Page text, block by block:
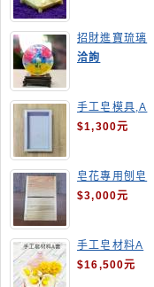
招財進寶琉璃
手工皂
洽詢
手工皂模具,A
4渲染盤
$1,300元
皂花專用刨皂
器
$3,000元
手工皂材料A
套
$16,500元